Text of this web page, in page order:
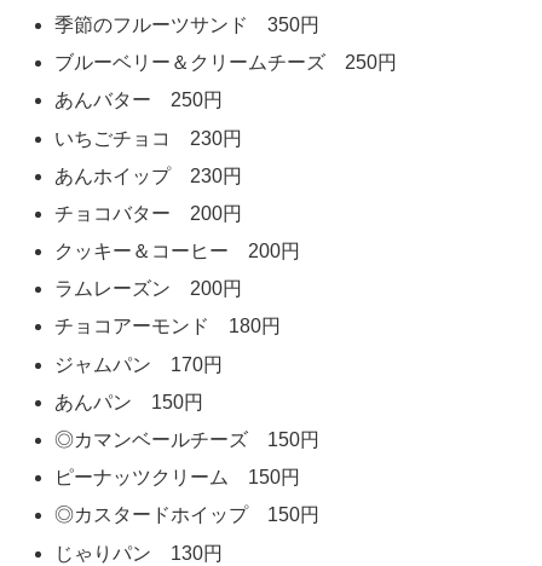
季節のフルーツサンド 350円
ブルーベリー＆クリームチーズ 250円
あんバター 250円
いちごチョコ 230円
あんホイップ 230円
チョコバター 200円
クッキー＆コーヒー 200円
ラムレーズン 200円
チョコアーモンド 180円
ジャムパン 170円
あんパン 150円
◎カマンベールチーズ 150円
ピーナッツクリーム 150円
◎カスタードホイップ 150円
じゃりパン 130円